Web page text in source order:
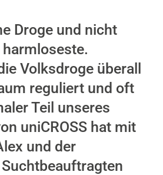
Droge und nicht
Volksdroge überall
reguliert und oft
Teil unseres
uniCROSS hat mit
und der